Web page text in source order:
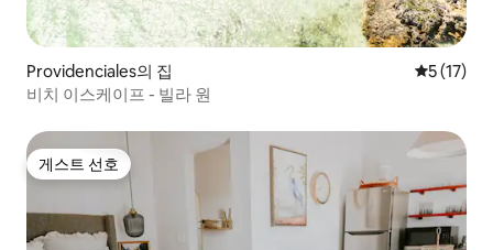
Providenciales의 집 평점 5점
5 (17)
비치 이스케이프 - 빌라 원
게스트 선호
게스트 선호